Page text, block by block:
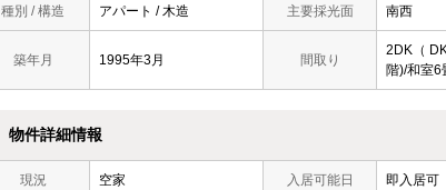
種別 / 構造 アパート / 木造 主要採光面 南西
築年月 1995年3月 間取り
2DK（
階)/和室6
物件詳細情報
現況 空家 入居可能日 即入居可